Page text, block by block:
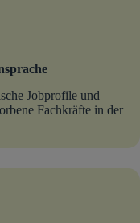
Jobprofile und
Fachkräfte in der